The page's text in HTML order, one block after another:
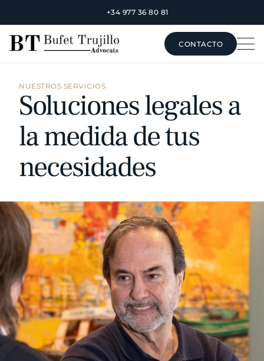
+34 977 36 80 81
CONTACTO
NUESTROS SERVICIOS
Soluciones legales a
la medida de tus
necesidades